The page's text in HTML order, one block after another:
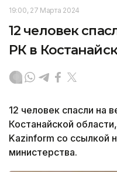
19:00, 27 Марта 2024
12 человек
РК в
12 человек спасли на
Костанайской
Kazinform со ссылкой
министерства.